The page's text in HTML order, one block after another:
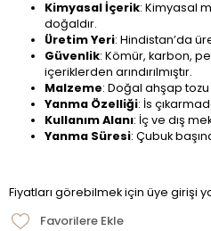
Kimyasal İçerik: Kimyasal
doğaldır.
Üretim Yeri: Hindistan’da
Güvenlik: Kömür, karbon,
içeriklerden arındırılmıştır.
Malzeme: Doğal ahşap
Yanma Özelliği: İs
Kullanım Alanı: İç ve dış
Yanma Süresi: Çubuk
Fiyatları görebilmek için üye girişi
Favorilere Ekle